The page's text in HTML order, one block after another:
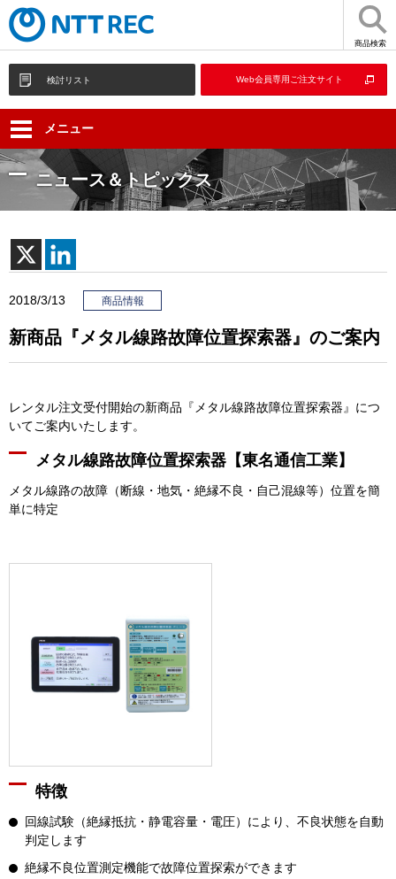
商品検索
検討リスト Web会員専用ご注文サイト
メニュー
ニュース＆トピックス
2018/3/13 商品情報
新商品『メタル線路故障位置探索器』のご案内
レンタル注文受付開始の新商品『メタル線路故障位置探索器』につ
いてご案内いたします。
メタル線路故障位置探索器【東名通信工業】
メタル線路の故障（断線・地気・絶縁不良・自己混線等）位置を簡
単に特定
特徴
回線試験（絶縁抵抗・静電容量・電圧）により、不良状態を自動
判定します
絶縁不良位置測定機能で故障位置探索ができます